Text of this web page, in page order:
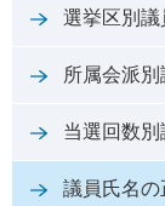
選挙区別議
所属会派
当選回数
議員氏名